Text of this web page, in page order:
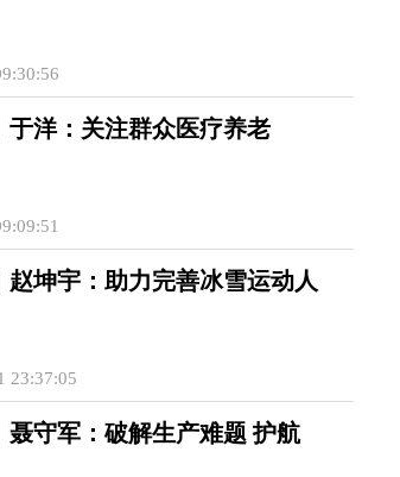
于洋：关注群众医疗养老
坤宇：助力完善冰雪运动人
23:37:05
聂守军：破解生产难题 护航